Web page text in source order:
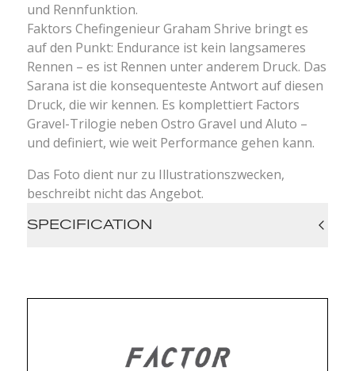
und Rennfunktion.
Faktors Chefingenieur Graham Shrive bringt es
auf den Punkt: Endurance ist kein langsameres
Rennen – es ist Rennen unter anderem Druck. Das
Sarana ist die konsequenteste Antwort auf diesen
Druck, die wir kennen. Es komplettiert Factors
Gravel-Trilogie neben Ostro Gravel und Aluto –
und definiert, wie weit Performance gehen kann.
Das Foto dient nur zu Illustrationszwecken,
beschreibt nicht das Angebot.
SPECIFICATION
layup
Seatstays: Leaf spring design for controlled